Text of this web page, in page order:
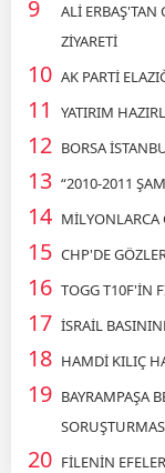
ALİ ERBAŞ'TAN
ZİYARETİ
AK PARTİ
YATIRIM
BORSA
“2010-2011
MİLYONLARCA
CHP'DE
TOGG T10F'İN
İSRAİL
HAMDİ KILIÇ
BAYRAMPAŞA
FİLENİN